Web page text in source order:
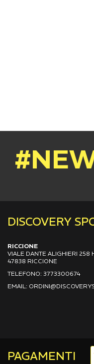
DISCOVERY
RICCIONE
VIALE DANTE ALIGHIERI 258
47838 RICCIONE
TELEFONO: 3773300674
EMAIL:
PAGAMENTI